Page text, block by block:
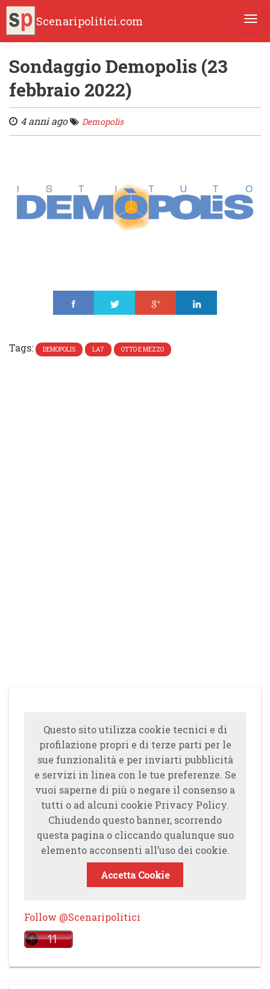
Scenaripolitici.com
Sondaggio Demopolis (23
febbraio 2022)
4 anni ago Demopolis
Tags: DEMOPOLIS LA7 OTTO E MEZZO
Questo sito utilizza cookie tecnici e di
profilazione propri e di terze parti per le
sue funzionalità e per inviarti pubblicità
e servizi in linea con le tue preferenze. Se
vuoi saperne di più o negare il consenso a
tutti o ad alcuni cookie Privacy Policy.
Chiudendo questo banner, scorrendo
questa pagina o cliccando qualunque suo
elemento acconsenti all’uso dei cookie.
Accetta Cookie
Follow @Scenaripolitici